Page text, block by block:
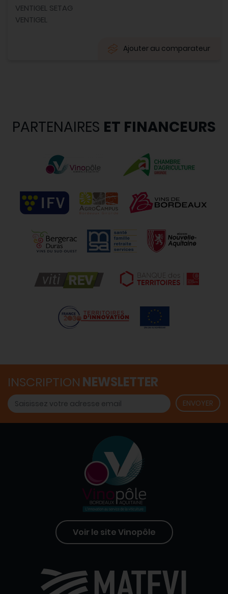
VENTIGEL SETAG
VENTIGEL
Ajouter au comparateur
PARTENAIRES ET FINANCEURS
INSCRIPTION NEWSLETTER
Voir le site Vinopôle